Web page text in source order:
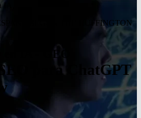
IA
SEGÚN THE HUFFINGTON
en IA - GEO
para ChatGPT